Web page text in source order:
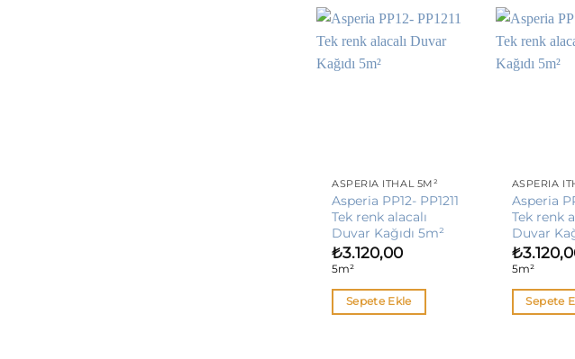
ASPERIA İTHAL 5M²
Asperia PP12- PP1211
Tek renk alacalı
Duvar Kağıdı 5m²
₺3.120,00
5m²
Sepete Ekle
ASPERIA
Asperia
Tek renk
Duvar
₺
5m²
Sepete